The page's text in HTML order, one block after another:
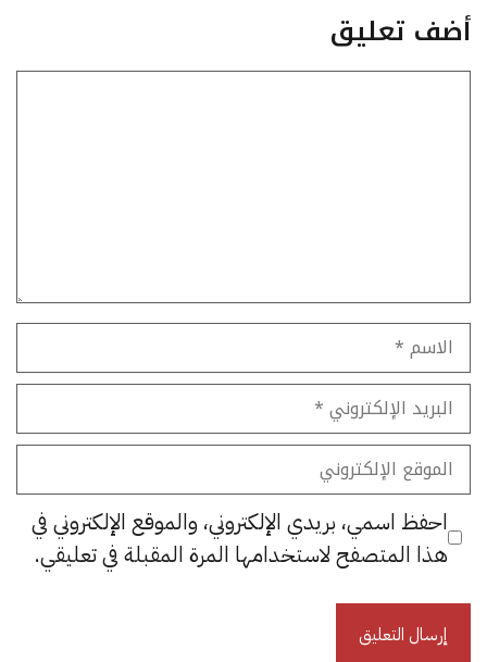
أضف تعليق
الاسم
البريد
الإلكتروني
الموقع
الإلكتروني
احفظ اسمي، بريدي الإلكتروني، والموقع الإلكتروني في
هذا المتصفح لاستخدامها المرة المقبلة في تعليقي.